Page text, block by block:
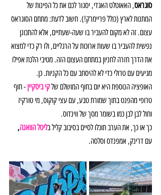
סוגראס, האאוטלט האגדי, יסגור לכם את כל הפינות של
המתנות לארץ (כולל פריימרק!). חשוב לדעת: מתחם הסוגראס
עצום. זה לא מקום להעביר בו שעה-שעתיים, אלא להתכונן
נפשית להעביר בו שעות ארוכות על הרגליים, ולו רק כדי למצוא
את הדרך חזרה לחניון במתחם העצום הזה. מטיבי הלכת אפילו
מגיעים עם טרולי כדי לא להיסחב עם כל הקניות. כן.
האופציה הנוספת היא יום בחוף המושלם של קי ביסקיין - חוף
טרופי מהפנט בתוך שמורת טבע, עם עצי קוקוס, מי טורקיז
וחול לבן לבן כמו בשומר מסך של ווינדוס.
כך או כך, את הערב תוכלו לסיים בסיבוב קליל בליטל הוואנה,
עם דרינק, אמפנדס וסלסה.